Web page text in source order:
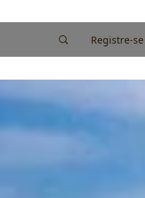
Registre-se